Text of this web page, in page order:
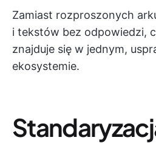
Zamiast rozproszonych
i tekstów bez odpowiedzi,
znajduje się w jednym,
ekosystemie.